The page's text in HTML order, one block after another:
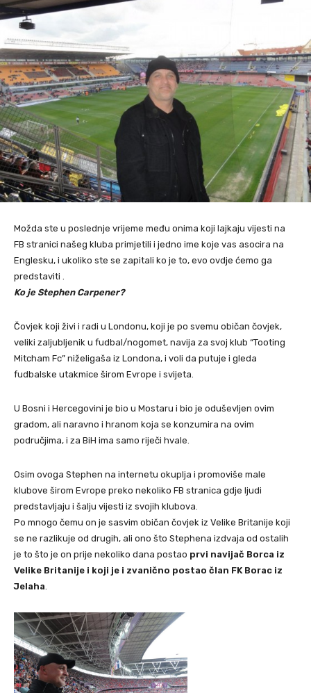
Možda ste u poslednje vrijeme među onima koji lajkaju vijesti na
FB stranici našeg kluba primjetili i jedno ime koje vas asocira na
Englesku, i ukoliko ste se zapitali ko je to, evo ovdje ćemo ga
predstaviti .
Ko je Stephen Carpener?
Čovjek koji živi i radi u Londonu, koji je po svemu običan čovjek,
veliki zaljubljenik u fudbal/nogomet, navija za svoj klub “Tooting
Mitcham Fc” niželigaša iz Londona, i voli da putuje i gleda
fudbalske utakmice širom Evrope i svijeta.
U Bosni i Hercegovini je bio u Mostaru i bio je oduševljen ovim
gradom, ali naravno i hranom koja se konzumira na ovim
područjima, i za BiH ima samo riječi hvale.
Osim ovoga Stephen na internetu okuplja i promoviše male
klubove širom Evrope preko nekoliko FB stranica gdje ljudi
predstavljaju i šalju vijesti iz svojih klubova.
Po mnogo čemu on je sasvim običan čovjek iz Velike Britanije koji
se ne razlikuje od drugih, ali ono što Stephena izdvaja od ostalih
je to što je on prije nekoliko dana postao prvi navijač Borca iz
Velike Britanije i koji je i zvanično postao član FK Borac iz
Jelaha.